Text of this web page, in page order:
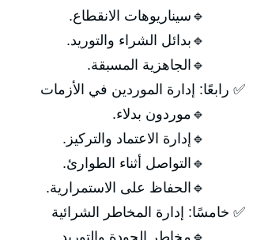
🔹سيناريوهات الانقطاع.
🔹بدائل الشراء والتوريد.
🔹الجاهزية المسبقة.
✅ رابعًا: إدارة الموردين في الأزمات
🔹موردون بدلاء.
🔹إدارة الاعتماد والتركيز.
🔹التواصل أثناء الطوارئ.
🔹الحفاظ على الاستمرارية.
✅ خامسًا: إدارة المخاطر الشرائية
🔹مخاطر الجودة والتوريد.